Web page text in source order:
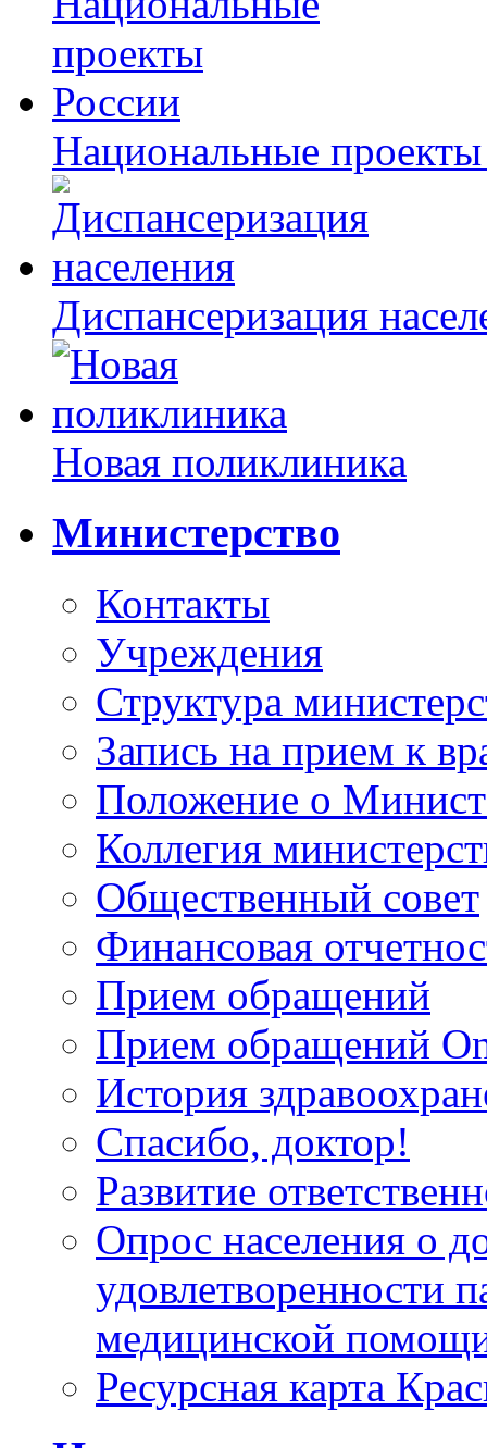
Национальные
Диспансеризация
Новая поликлиника
Министерство
Контакты
Учреждения
Структура
Запись на прием к
Положение о
Коллегия
Общественный совет
Финансовая
Прием обращений
Прием обращений
История
Спасибо, доктор!
Развитие
Опрос населения о
удовлетворенности
медицинской
Ресурсная карта